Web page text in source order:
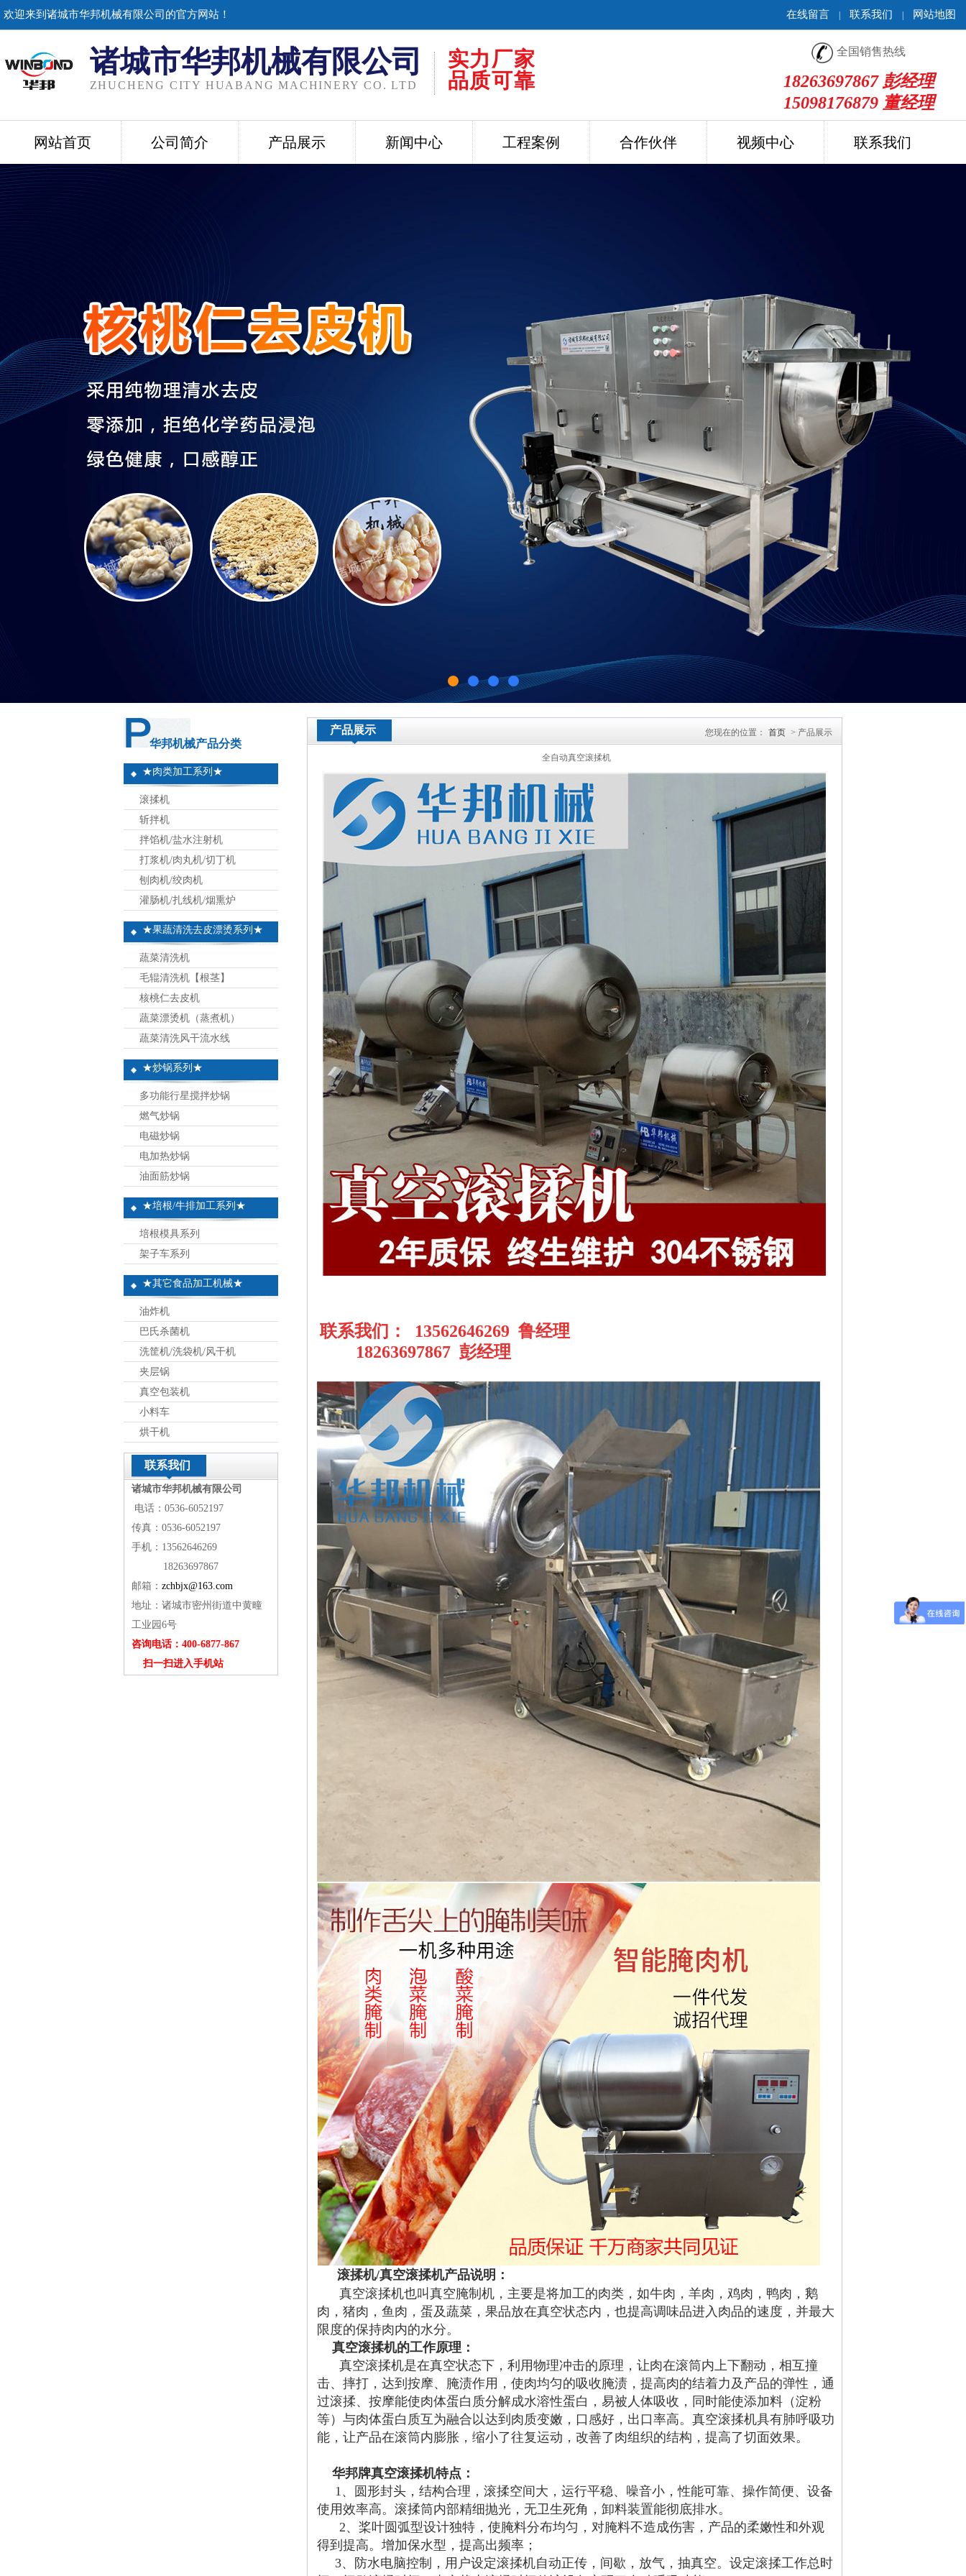
欢迎来到诸城市华邦机械有限公司的官方网站！ 在线留言 联系我们 网站地图
诸城市华邦机械有限公司
ZHUCHENG CITY HUABANG MACHINERY CO. LTD
实力厂家
品质可靠
全国销售热线
18263697867 彭经理
15098176879 董经理
网站首页 公司简介 产品展示 新闻中心 工程案例 合作伙伴 视频中心 联系我们
华邦机械产品分类
★肉类加工系列★
滚揉机
斩拌机
拌馅机/盐水注射机
打浆机/肉丸机/切丁机
刨肉机/绞肉机
灌肠机/扎线机/烟熏炉
★果蔬清洗去皮漂烫系列★
蔬菜清洗机
毛辊清洗机【根茎】
核桃仁去皮机
蔬菜漂烫机（蒸煮机）
蔬菜清洗风干流水线
★炒锅系列★
多功能行星搅拌炒锅
燃气炒锅
电磁炒锅
电加热炒锅
油面筋炒锅
★培根/牛排加工系列★
培根模具系列
架子车系列
★其它食品加工机械★
油炸机
巴氏杀菌机
洗筐机/洗袋机/风干机
夹层锅
真空包装机
小料车
烘干机
联系我们
诸城市华邦机械有限公司
电话：0536-6052197
传真：0536-6052197
手机：13562646269
18263697867
邮箱： zchbjx@163.com
地址：诸城市密州街道中黄疃
工业园6号
咨询电话：400-6877-867
扫一扫进入手机站
产品展示 您现在的位置： 首页 > 产品展示
全自动真空滚揉机
联系我们： 13562646269 鲁经理
18263697867 彭经理
滚揉机/真空滚揉机产品说明：
真空滚揉机也叫真空腌制机，主要是将加工的肉类，如牛肉，羊肉，鸡肉，鸭肉，鹅
肉，猪肉，鱼肉，蛋及蔬菜，果品放在真空状态内，也提高调味品进入肉品的速度，并最大
限度的保持肉内的水分。
真空滚揉机的工作原理：
真空滚揉机是在真空状态下，利用物理冲击的原理，让肉在滚筒内上下翻动，相互撞
击、摔打，达到按摩、腌渍作用，使肉均匀的吸收腌渍，提高肉的结着力及产品的弹性，通
过滚揉、按摩能使肉体蛋白质分解成水溶性蛋白，易被人体吸收，同时能使添加料（淀粉
等）与肉体蛋白质互为融合以达到肉质变嫩，口感好，出口率高。真空滚揉机具有肺呼吸功
能，让产品在滚筒内膨胀，缩小了往复运动，改善了肉组织的结构，提高了切面效果。
华邦牌真空滚揉机特点：
1、圆形封头，结构合理，滚揉空间大，运行平稳、噪音小，性能可靠、操作简便、设备
使用效率高。滚揉筒内部精细抛光，无卫生死角，卸料装置能彻底排水。
2、桨叶圆弧型设计独特，使腌料分布均匀，对腌料不造成伤害，产品的柔嫩性和外观
得到提高。增加保水型，提高出频率；
3、防水电脑控制，用户设定滚揉机自动正传，间歇，放气，抽真空。设定滚揉工作总时